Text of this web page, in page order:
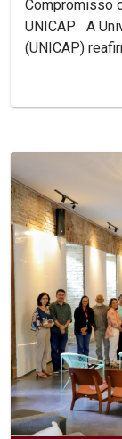
Compromisso
UNICAP A Universidade Católica de Pernambuco
(UNICAP)